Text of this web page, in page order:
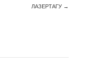
ЛАЗЕРТАГУ →